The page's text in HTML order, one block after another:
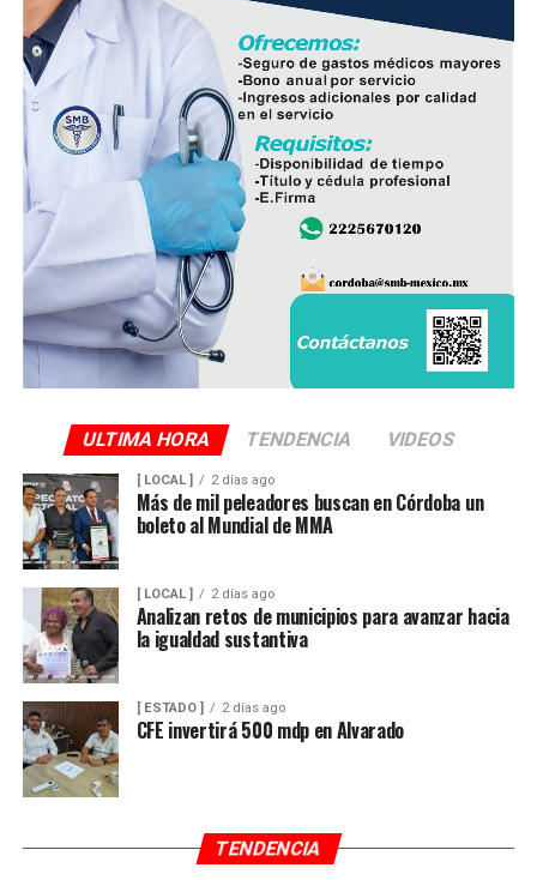
Finalmente, destacó que entre Veracruz y Puebla
operan ocho empresas productoras con más de 350
granjas avícolas, las cuales representan una importante
fuente de empleo y desarrollo económico para
comunidades rurales de ambas entidades.
ULTIMA HORA TENDENCIA VIDEOS
[ LOCAL ] 2 días ago
Más de mil peleadores buscan en Córdoba un
boleto al Mundial de MMA
[ LOCAL ] 2 días ago
Analizan retos de municipios para avanzar hacia
la igualdad sustantiva
[ ESTADO ] 2 días ago
CFE invertirá 500 mdp en Alvarado
TENDENCIA